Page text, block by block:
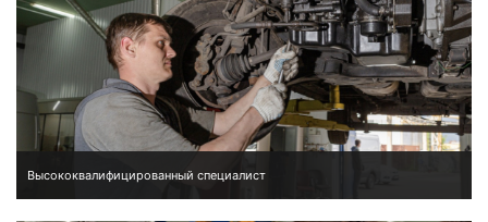
Высококвалифицированный специалист